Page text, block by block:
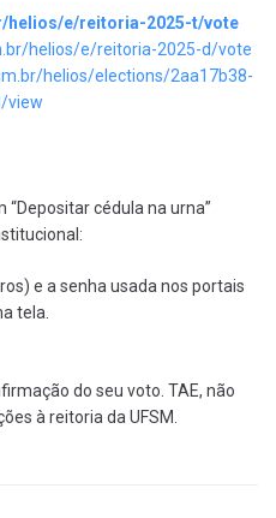
helios/e/reitoria-2025-t/vote
helios/e/reitoria-2025-d/vote
helios/elections/2aa17b38-
view
“Depositar cédula na urna”
e a senha usada nos portais
tela.
do seu voto. TAE, não
à reitoria da UFSM.